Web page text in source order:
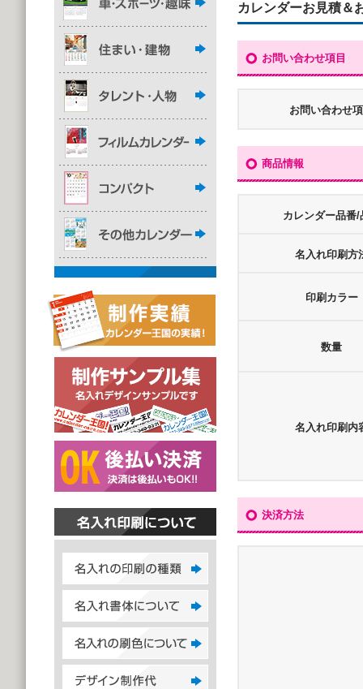
カレンダーお見積＆
お問い合わせ項目
お問い合わせ
商品情報
カレンダー品番/
名入れ印刷方
印刷カラー
数量
名入れ印刷内
決済方法